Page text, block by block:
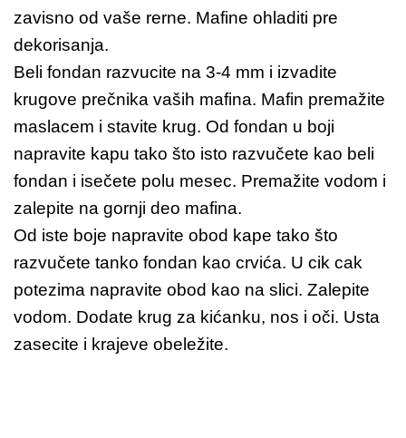
zavisno od vaše rerne. Mafine ohladiti pre
dekorisanja.
Beli fondan razvucite na 3-4 mm i izvadite
krugove prečnika vaših mafina. Mafin premažite
maslacem i stavite krug. Od fondan u boji
napravite kapu tako što isto razvučete kao beli
fondan i isečete polu mesec. Premažite vodom i
zalepite na gornji deo mafina.
Od iste boje napravite obod kape tako što
razvučete tanko fondan kao crvića. U cik cak
potezima napravite obod kao na slici. Zalepite
vodom. Dodate krug za kićanku, nos i oči. Usta
zasecite i krajeve obeležite.